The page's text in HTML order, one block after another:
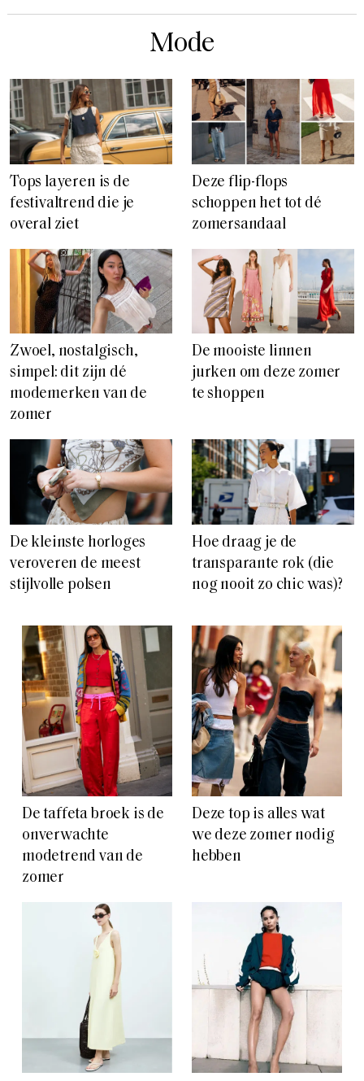
Mode
Tops layeren is de
festivaltrend die je
overal ziet
Deze flip-flops
schoppen het tot dé
zomersandaal
Zwoel, nostalgisch,
simpel: dit zijn dé
modemerken van de
zomer
De mooiste linnen
jurken om deze zomer
te shoppen
De kleinste horloges
veroveren de meest
stijlvolle polsen
Hoe draag je de
transparante rok (die
nog nooit zo chic was)?
De taffeta broek is de
onverwachte
modetrend van de
zomer
Deze top is alles wat
we deze zomer nodig
hebben